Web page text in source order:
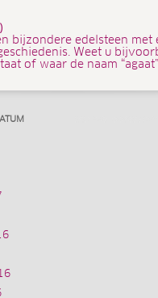
bijzondere edelsteen met
Weet u
of waar de naam